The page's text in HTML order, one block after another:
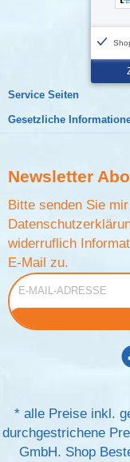
Service Seiten
Gesetzliche
Newsletter
Bitte senden Sie
widerruflich
E-Mail zu.
E-Mail-Adresse
* alle Preise inkl.
durchgestrichene
GmbH. Shop